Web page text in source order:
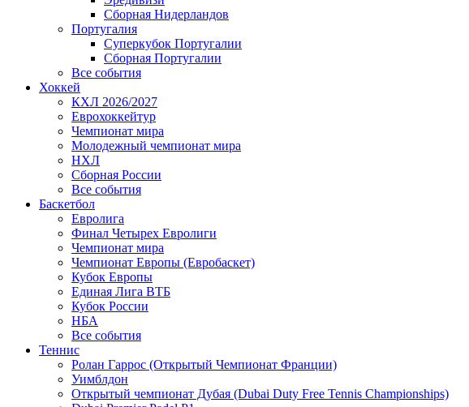
Сборная Нидерландов
Португалия
Суперкубок Португалии
Сборная Португалии
Все события
Хоккей
КХЛ 2026/2027
Еврохоккейтур
Чемпионат мира
Молодежный чемпионат мира
НХЛ
Сборная России
Все события
Баскетбол
Евролига
Финал Четырех Евролиги
Чемпионат мира
Чемпионат Европы (Евробаскет)
Кубок Европы
Единая Лига ВТБ
Кубок России
НБА
Все события
Теннис
Ролан Гаррос (Открытый Чемпионат Франции)
Уимблдон
Открытый чемпионат Дубая (Dubai Duty Free Tennis Championships)